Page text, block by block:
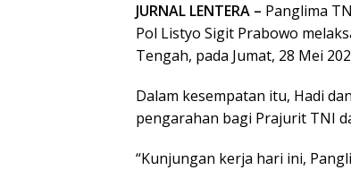
JURNAL LENTERA – Panglima
Pol Listyo Sigit Prabowo
Tengah, pada Jumat, 28 Mei
Dalam kesempatan itu, Hadi
pengarahan bagi Prajurit TNI
“Kunjungan kerja hari ini,